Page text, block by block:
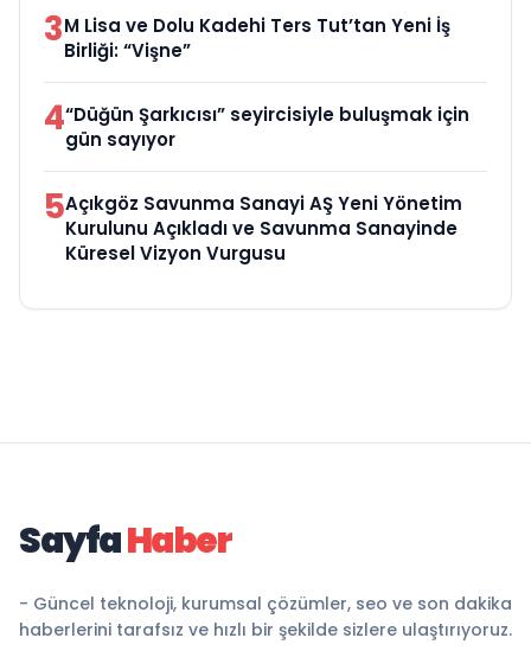
3M Lisa ve Dolu Kadehi Ters Tut’tan Yeni İş
Birliği: “Vişne”
4“Düğün Şarkıcısı” seyircisiyle buluşmak için
gün sayıyor
5Açıkgöz Savunma Sanayi AŞ Yeni Yönetim
Kurulunu Açıkladı ve Savunma Sanayinde
Küresel Vizyon Vurgusu
SayfaHaber
- Güncel teknoloji, kurumsal çözümler, seo ve son dakika
haberlerini tarafsız ve hızlı bir şekilde sizlere ulaştırıyoruz.